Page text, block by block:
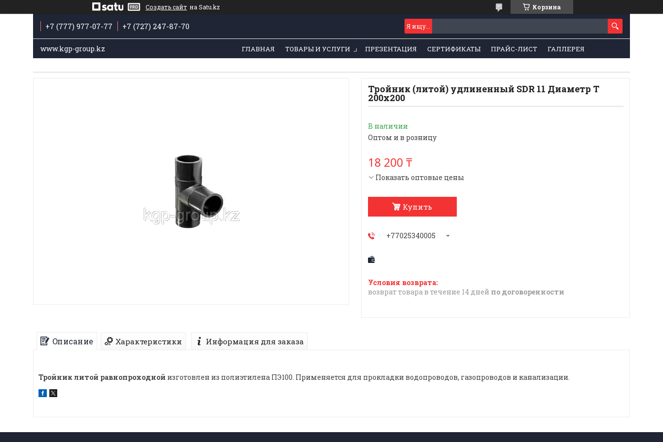
Создать сайт на Satu.kz Корзина
+7 (777) 977-07-77 +7 (727) 247-87-70
www.kgp-group.kz ГЛАВНАЯ ТОВАРЫ И УСЛУГИ ПРЕЗЕНТАЦИЯ СЕРТИФИКАТЫ ПРАЙС-ЛИСТ ГАЛЛЕРЕЯ
Тройник (литой) удлиненный SDR 11 Диаметр Т
200х200
В наличии
Оптом и в розницу
18 200 ₸
Показать оптовые цены
Купить
+77025340005
возврат товара в течение 14 дней по договоренности
Описание Характеристики Информация для заказа
Тройник литой равнопроходной изготовлен из полиэтилена ПЭ100. Применяется для прокладки водопроводов, газопроводов и канализации.